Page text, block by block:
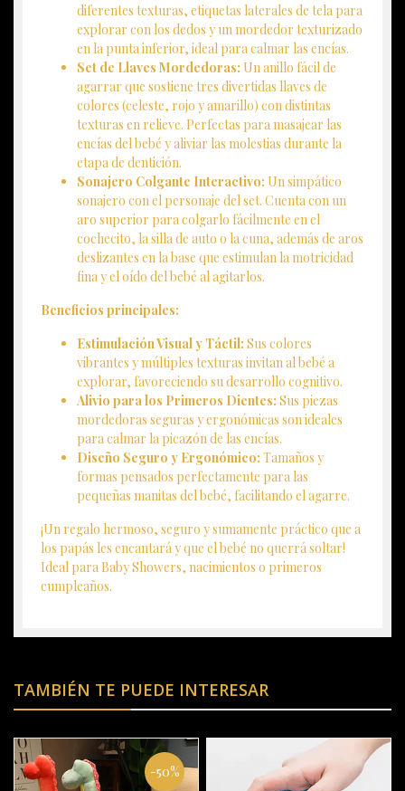
diferentes texturas, etiquetas laterales de tela para
explorar con los dedos y un mordedor texturizado
en la punta inferior, ideal para calmar las encías.
Set de Llaves Mordedoras: Un anillo fácil de
agarrar que sostiene tres divertidas llaves de
colores (celeste, rojo y amarillo) con distintas
texturas en relieve. Perfectas para masajear las
encías del bebé y aliviar las molestias durante la
etapa de dentición.
Sonajero Colgante Interactivo: Un simpático
sonajero con el personaje del set. Cuenta con un
aro superior para colgarlo fácilmente en el
cochecito, la silla de auto o la cuna, además de aros
deslizantes en la base que estimulan la motricidad
fina y el oído del bebé al agitarlos.
Beneficios principales:
Estimulación Visual y Táctil: Sus colores
vibrantes y múltiples texturas invitan al bebé a
explorar, favoreciendo su desarrollo cognitivo.
Alivio para los Primeros Dientes: Sus piezas
mordedoras seguras y ergonómicas son ideales
para calmar la picazón de las encías.
Diseño Seguro y Ergonómico: Tamaños y
formas pensados perfectamente para las
pequeñas manitas del bebé, facilitando el agarre.
¡Un regalo hermoso, seguro y sumamente práctico que a
los papás les encantará y que el bebé no querrá soltar!
Ideal para Baby Showers, nacimientos o primeros
cumpleaños.
TAMBIÉN TE PUEDE INTERESAR
-50%